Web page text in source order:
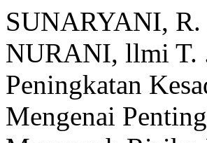
SUNARYANI,
NURANI, llmi T.
Peningkatan
Mengenai